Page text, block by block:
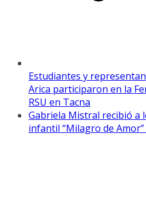
Estudiantes y
Arica participaron en la
RSU en Tacna
Gabriela Mistral recibió a
infantil “Milagro de